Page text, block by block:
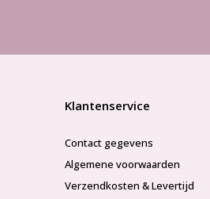
Klantenservice
Contact gegevens
Algemene voorwaarden
Verzendkosten & Levertijd